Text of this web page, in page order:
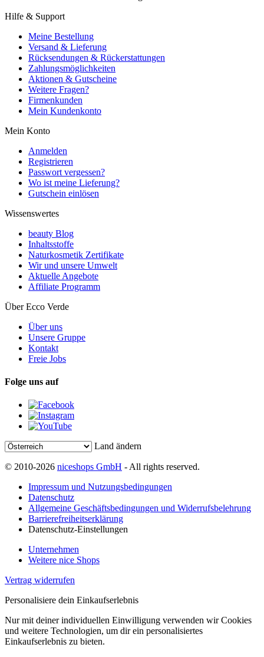
Hilfe & Support
Meine Bestellung
Versand & Lieferung
Rücksendungen & Rückerstattungen
Zahlungsmöglichkeiten
Aktionen & Gutscheine
Weitere Fragen?
Firmenkunden
Mein Kundenkonto
Mein Konto
Anmelden
Registrieren
Passwort vergessen?
Wo ist meine Lieferung?
Gutschein einlösen
Wissenswertes
beauty Blog
Inhaltsstoffe
Naturkosmetik Zertifikate
Wir und unsere Umwelt
Aktuelle Angebote
Affiliate Programm
Über Ecco Verde
Über uns
Unsere Gruppe
Kontakt
Freie Jobs
Folge uns auf
Land ändern
© 2010-2026 niceshops GmbH - All rights reserved.
Impressum und Nutzungsbedingungen
Datenschutz
Allgemeine Geschäftsbedingungen und Widerrufsbelehrung
Barrierefreiheitserklärung
Datenschutz-Einstellungen
Unternehmen
Weitere nice Shops
Vertrag widerrufen
Personalisiere dein Einkaufserlebnis
Nur mit deiner individuellen Einwilligung verwenden wir Cookies
und weitere Technologien, um dir ein personalisiertes
Einkaufserlebnis zu bieten.